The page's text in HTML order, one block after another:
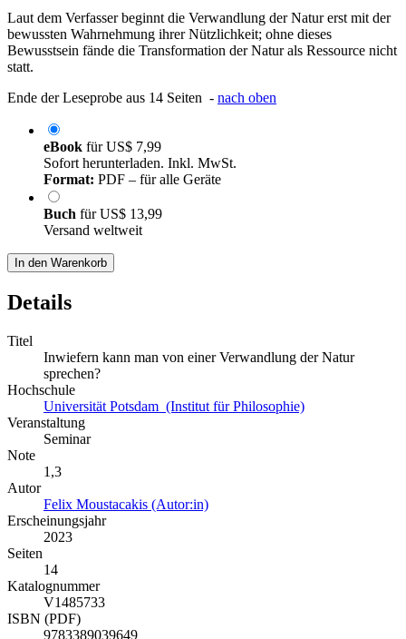
Laut dem Verfasser beginnt die Verwandlung der Natur erst mit der
bewussten Wahrnehmung ihrer Nützlichkeit; ohne dieses
Bewusstsein fände die Transformation der Natur als Ressource nicht
statt.
Ende der Leseprobe aus 14 Seiten - nach oben
eBook fürUS$ 7,99
Sofort herunterladen. Inkl. MwSt.
Format: PDF – für alle Geräte
Buch fürUS$ 13,99
Versand weltweit
In den Warenkorb
Details
Titel
Inwiefern kann man von einer Verwandlung der Natur
sprechen?
Hochschule
Universität Potsdam (Institut für Philosophie)
Veranstaltung
Seminar
Note
1,3
Autor
Felix Moustacakis (Autor:in)
Erscheinungsjahr
2023
Seiten
14
Katalognummer
V1485733
ISBN (PDF)
9783389039649